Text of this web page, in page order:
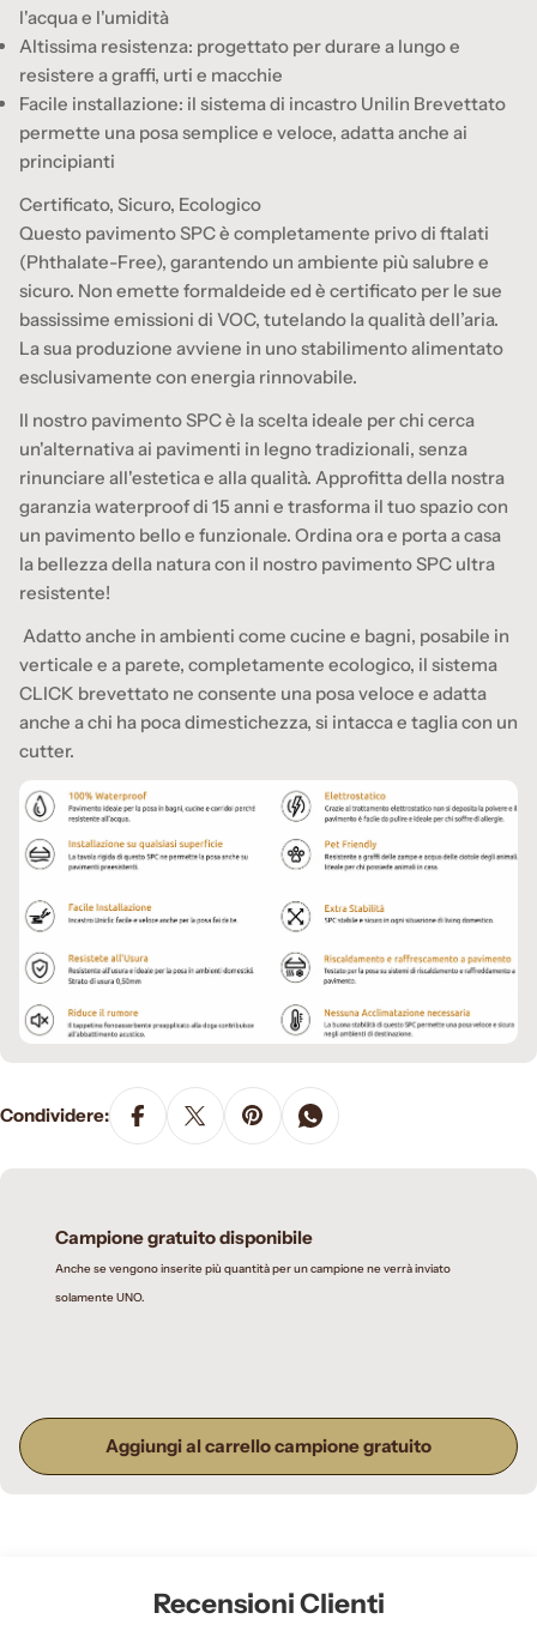
l'acqua e l'umidità
Altissima resistenza: progettato per durare a lungo e
resistere a graffi, urti e macchie
Facile installazione: il sistema di incastro Unilin Brevettato
permette una posa semplice e veloce, adatta anche ai
principianti
Certificato, Sicuro, Ecologico
Questo pavimento SPC è completamente privo di ftalati
(Phthalate-Free), garantendo un ambiente più salubre e
sicuro. Non emette formaldeide ed è certificato per le sue
bassissime emissioni di VOC, tutelando la qualità dell’aria.
La sua produzione avviene in uno stabilimento alimentato
esclusivamente con energia rinnovabile.
Il nostro pavimento SPC è la scelta ideale per chi cerca
un'alternativa ai pavimenti in legno tradizionali, senza
rinunciare all'estetica e alla qualità. Approfitta della nostra
garanzia waterproof di 15 anni e trasforma il tuo spazio con
un pavimento bello e funzionale. Ordina ora e porta a casa
la bellezza della natura con il nostro pavimento SPC ultra
resistente!
Adatto anche in ambienti come cucine e bagni, posabile in
verticale e a parete, completamente ecologico, il sistema
CLICK brevettato ne consente una posa veloce e adatta
anche a chi ha poca dimestichezza, si intacca e taglia con un
cutter.
Condividere:
Campione gratuito disponibile
Anche se vengono inserite più quantità per un campione ne verrà inviato
solamente UNO.
Aggiungi al carrello campione gratuito
Recensioni Clienti